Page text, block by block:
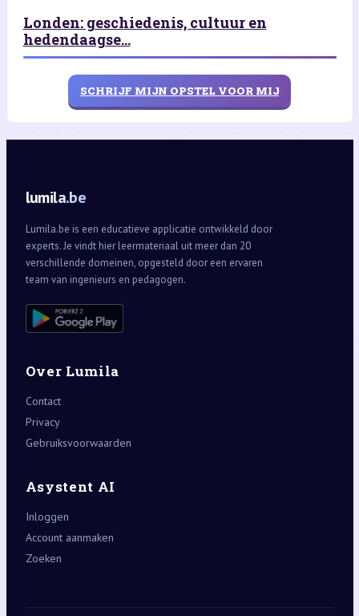
Londen: geschiedenis, cultuur en
hedendaagse...
SCHRIJF MIJN OPSTEL VOOR MIJ
lumila.be
Lumila.be is een educatieve applicatie ontwikkeld door
experts. Je vindt hier leermateriaal uit meer dan 20
verschillende domeinen, opgesteld door een ervaren
team van ingenieurs en pedagogen.
Over Lumila
Contact
Privacy
Gebruiksvoorwaarden
Asystent AI
Inloggen
Account aanmaken
Zoeken